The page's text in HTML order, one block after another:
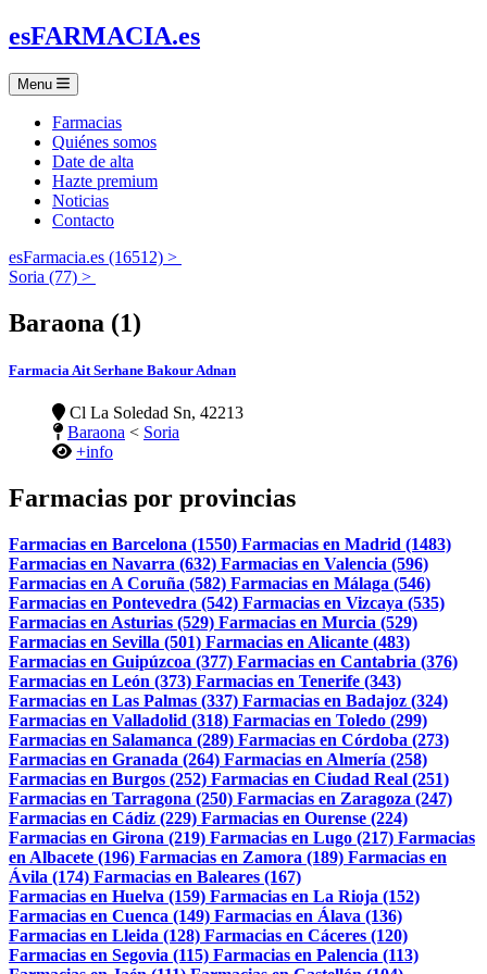
esFARMACIA.es
Menu
Farmacias
Quiénes somos
Date de alta
Hazte premium
Noticias
Contacto
esFarmacia.es (16512) >
Soria (77) >
Baraona (1)
Farmacia Ait Serhane Bakour Adnan
Cl La Soledad Sn, 42213
Baraona < Soria
+info
Farmacias por provincias
Farmacias en Barcelona (1550) Farmacias en Madrid (1483)
Farmacias en Navarra (632) Farmacias en Valencia (596)
Farmacias en A Coruña (582) Farmacias en Málaga (546)
Farmacias en Pontevedra (542) Farmacias en Vizcaya (535)
Farmacias en Asturias (529) Farmacias en Murcia (529)
Farmacias en Sevilla (501) Farmacias en Alicante (483)
Farmacias en Guipúzcoa (377) Farmacias en Cantabria (376)
Farmacias en León (373) Farmacias en Tenerife (343)
Farmacias en Las Palmas (337) Farmacias en Badajoz (324)
Farmacias en Valladolid (318) Farmacias en Toledo (299)
Farmacias en Salamanca (289) Farmacias en Córdoba (273)
Farmacias en Granada (264) Farmacias en Almería (258)
Farmacias en Burgos (252) Farmacias en Ciudad Real (251)
Farmacias en Tarragona (250) Farmacias en Zaragoza (247)
Farmacias en Cádiz (229) Farmacias en Ourense (224)
Farmacias en Girona (219) Farmacias en Lugo (217) Farmacias
en Albacete (196) Farmacias en Zamora (189) Farmacias en
Ávila (174) Farmacias en Baleares (167)
Farmacias en Huelva (159) Farmacias en La Rioja (152)
Farmacias en Cuenca (149) Farmacias en Álava (136)
Farmacias en Lleida (128) Farmacias en Cáceres (120)
Farmacias en Segovia (115) Farmacias en Palencia (113)